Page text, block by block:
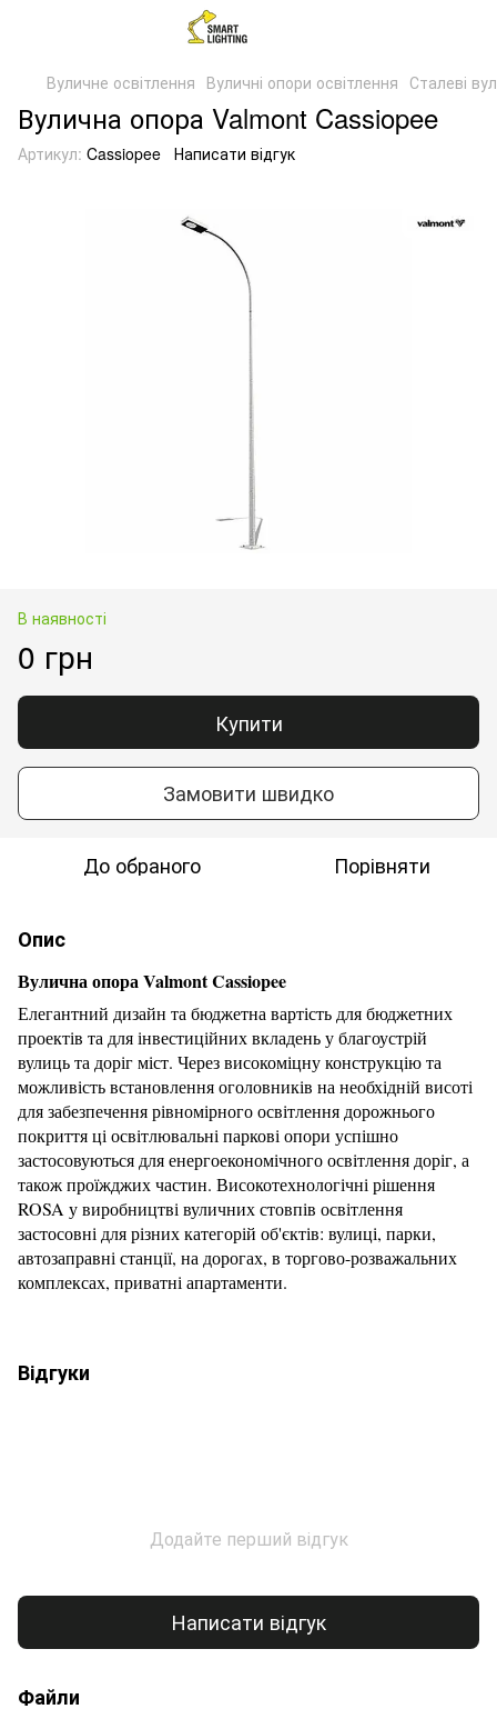
Вуличне освітлення Вуличні опори освітлення Сталеві
Вулична опора Valmont Cassiopee
Артикул: Cassiopee Написати відгук
В наявності
0 грн
Купити
Замовити швидко
До обраного Порівняти
Опис
Вулична опора Valmont Cassiopee
Елегантний дизайн та бюджетна вартість для бюджетних
проектів та для інвестиційних вкладень у благоустрій
вулиць та доріг міст. Через високоміцну конструкцію та
можливість встановлення оголовників на необхідній висоті
для забезпечення рівномірного освітлення дорожнього
покриття ці освітлювальні паркові опори успішно
застосовуються для енергоекономічного освітлення доріг, а
також проїжджих частин. Високотехнологічні рішення
ROSA у виробництві вуличних стовпів освітлення
застосовні для різних категорій об'єктів: вулиці, парки,
автозаправні станції, на дорогах, в торгово-розважальних
комплексах, приватні апартаменти.
Відгуки
Додайте перший відгук
Написати відгук
Файли